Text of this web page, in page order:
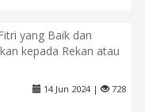
yang Baik dan
kepada Rekan atau
14 Jun 2024 | 728